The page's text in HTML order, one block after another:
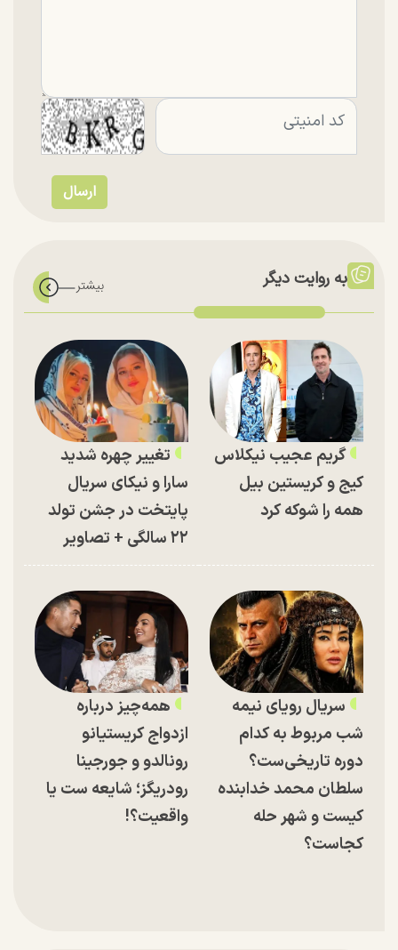
به روایت دیگر
گریم عجیب نیکلاس
کیج و کریستین بیل
همه را شوکه کرد
تغییر چهره شدید
سارا و نیکای سریال
پایتخت در جشن تولد
۲۲ سالگی + تصاویر
سریال رویای نیمه
شب مربوط به کدام
دوره تاریخی‌ست؟
سلطان محمد خدابنده
کیست و شهر حله
کجاست؟
همه‌چیز درباره
ازدواج کریستیانو
رونالدو و جورجینا
رودریگز؛ شایعه ست یا
واقعیت؟!